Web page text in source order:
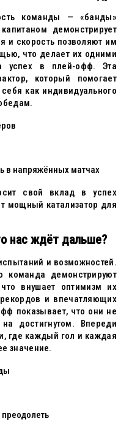
команды — «банды»
демонстрирует
и скорость позволяют им
что делает их одними
успех в плей-офф. Эта
который помогает
как индивидуального
в напряжённых матчах
свой вклад в успех
мощный катализатор для
нас ждёт дальше?
и возможностей.
команда демонстрируют
внушает оптимизм их
и впечатляющих
показывает, что они не
достигнутом. Впереди
где каждый гол и каждая
значение.